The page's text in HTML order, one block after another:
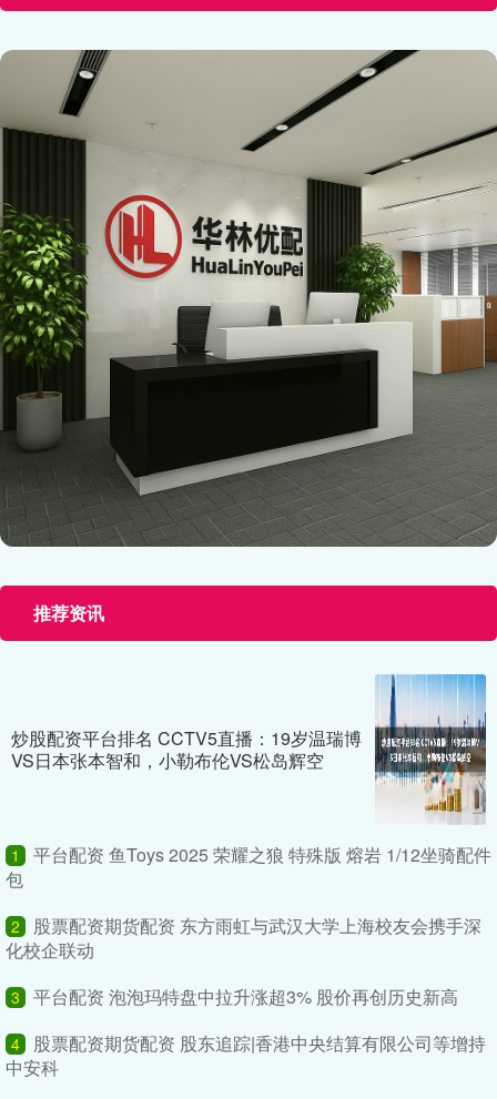
推荐资讯
炒股配资平台排名 CCTV5直播：19岁温瑞博
VS日本张本智和，小勒布伦VS松岛辉空
1
平台配资 鱼Toys 2025 荣耀之狼 特殊版 熔岩 1/12坐骑配件
包
2
股票配资期货配资 东方雨虹与武汉大学上海校友会携手深
化校企联动
3 平台配资 泡泡玛特盘中拉升涨超3% 股价再创历史新高
4
股票配资期货配资 股东追踪|香港中央结算有限公司等增持
中安科